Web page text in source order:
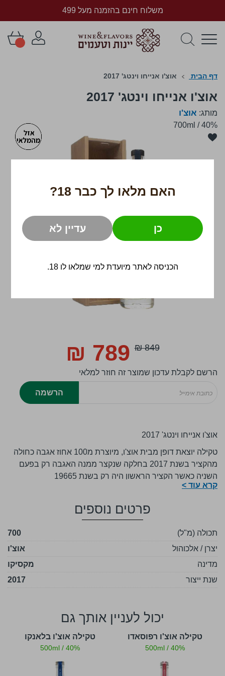
האם מלאו לך כבר 18?
כן עדיין לא
הכניסה לאתר מיועדת למי שמלאו לו 18.
משלוח חינם בהזמנה מעל 499
דף הבית אוצ'ו אנייחו וינטג' 2017
אוצ'ו אנייחו וינטג' 2017
מותג: אוצ'ו
700ml /40%
לדלג
לסוף
תמונות
849 ₪
Special
Price
789 ₪
הרשם לקבלת עדכון שמוצר זה חוזר למלאי
הרשמה
אוצ'ו אנייחו וינטג' 2017
טקילה יוצאת דופן מבית אוצ'ו, מיוצרת מ100 אחוז אגבה כחולה
מהקציר בשנת 2017 בחלקה שנקצר ממנה האגבה רק בפעם
השניה כאשר הקציר הראשון היה רק בשנת 19665
קרא עוד >
פרטים נוספים
תכולה (מ"ל)
700
יצרן / אלכוהול
אוצ'ו
מדינה
מקסיקו
שנת ייצור
2017
יכול לעניין אותך גם
טקילה אוצ'ו רפוסאדו
500ml / 40%
טקילה אוצ'ו בלאנקו
500ml / 40%